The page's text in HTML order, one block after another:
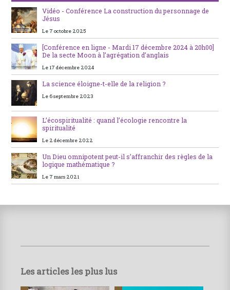
Vidéo - Conférence La construction du personnage de
Jésus
Le 7 octobre 2025
[Conférence en ligne - Mardi 17 décembre 2024 à 20h00]
De la secte Moon à l’agrégation d’anglais
Le 17 décembre 2024
La science éloigne-t-elle de la religion ?
Le 6 septembre 2023
L’écospiritualité : quand l’écologie rencontre la
spiritualité
Le 2 décembre 2022
Un Dieu omnipotent peut-il s’affranchir des règles de la
logique mathématique ?
Le 7 mars 2021
Les articles les plus lus